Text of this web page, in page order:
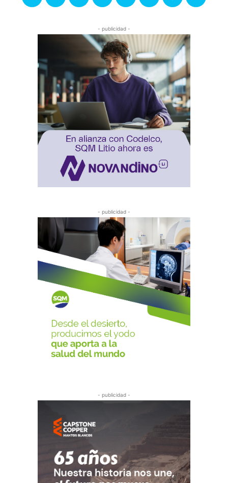
- publicidad -
- publicidad -
- publicidad -